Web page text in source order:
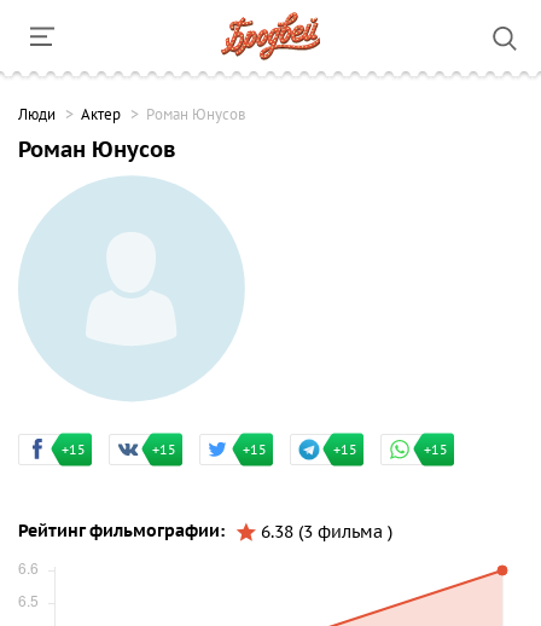
Люди Актер Роман Юнусов
Роман Юнусов
+15 +15 +15 +15 +15
Рейтинг фильмографии: 6.38 (3 фильма )